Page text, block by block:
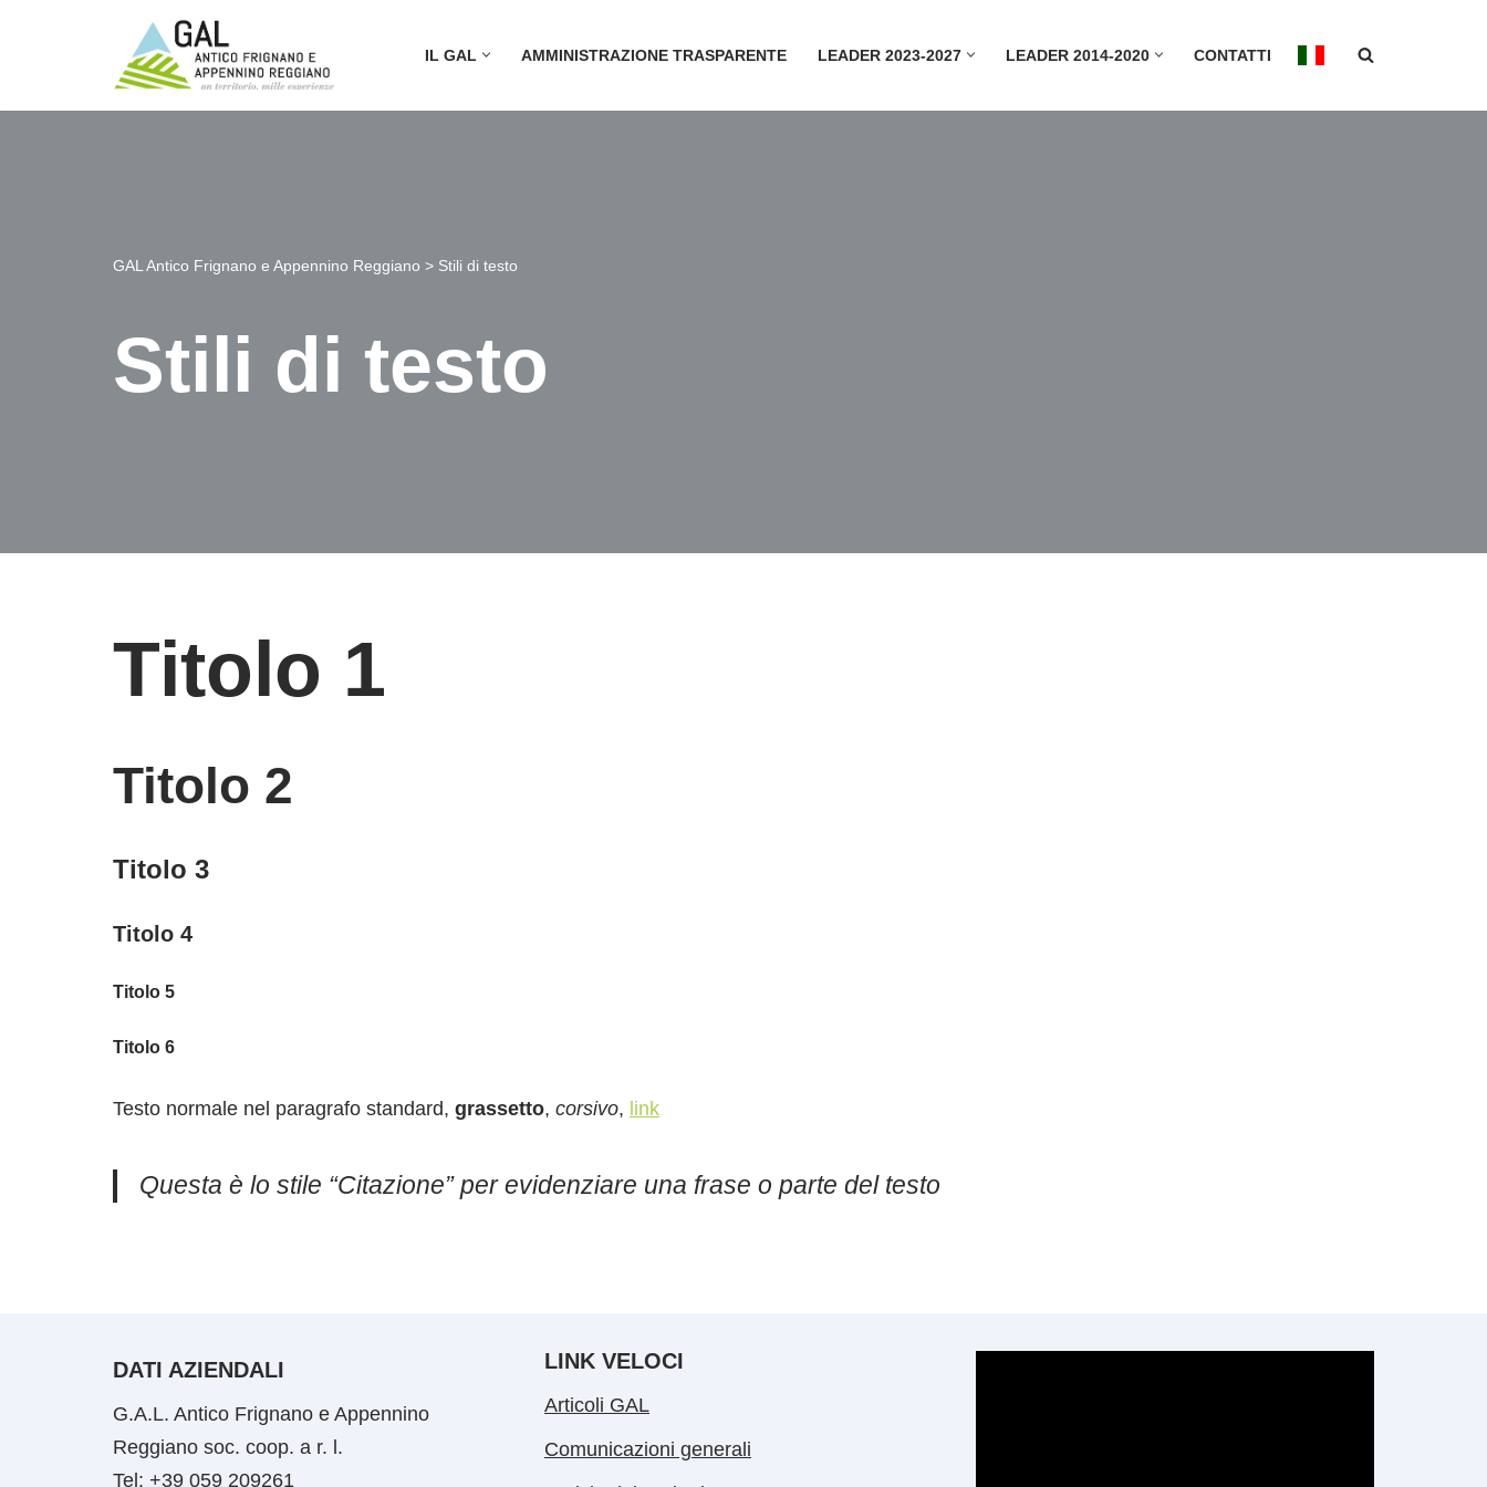
IL GAL AMMINISTRAZIONE TRASPARENTE LEADER 2023-2027 LEADER 2014-2020 CONTATTI
GAL Antico Frignano e Appennino Reggiano > Stili di testo
Stili di testo
Titolo 1
Titolo 2
Titolo 3
Titolo 4
Titolo 5
Titolo 6
Testo normale nel paragrafo standard, grassetto, corsivo, link
Questa è lo stile “Citazione” per evidenziare una frase o parte del testo
DATI AZIENDALI
G.A.L. Antico Frignano e Appennino
Reggiano soc. coop. a r. l.
Tel: +39 059 209261
LINK VELOCI
Articoli GAL
Comunicazioni generali